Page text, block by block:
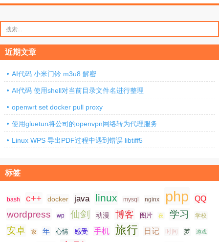
索：
近期文章
AI代码 小米门铃 m3u8 解密
AI代码 使用shell对当前目录文件名进行整理
openwrt set docker pull proxy
使用gluetun将公司的openvpn网络转为代理服务
Linux WPS 导出PDF过程中遇到错误 libtiff5
标签
bash c++ docker java linux mysql nginx php QQ
wordpress wp 仙剑 动漫 博客 图片 夜 学习 学校
安卓 家 年 心情 感受 手机 旅行 日记 时间 梦 游戏